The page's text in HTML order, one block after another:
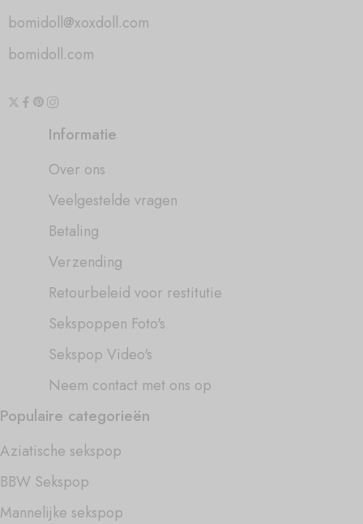
bomidoll@xoxdoll.com
bomidoll.com
Informatie
Over ons
Veelgestelde vragen
Betaling
Verzending
Retourbeleid voor restitutie
Sekspoppen Foto's
Sekspop Video's
Neem contact met ons op
Populaire categorieën
Aziatische sekspop
BBW Sekspop
Mannelijke sekspop